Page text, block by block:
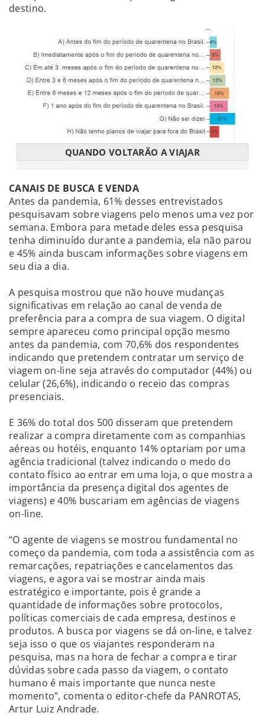
destino.
QUANDO VOLTARÃO A VIAJAR
CANAIS DE BUSCA E VENDA
Antes da pandemia, 61% desses entrevistados
pesquisavam sobre viagens pelo menos uma vez por
semana. Embora para metade deles essa pesquisa
tenha diminuído durante a pandemia, ela não parou
e 45% ainda buscam informações sobre viagens em
seu dia a dia.
A pesquisa mostrou que não houve mudanças
significativas em relação ao canal de venda de
preferência para a compra de sua viagem. O digital
sempre apareceu como principal opção mesmo
antes da pandemia, com 70,6% dos respondentes
indicando que pretendem contratar um serviço de
viagem on-line seja através do computador (44%) ou
celular (26,6%), indicando o receio das compras
presenciais.
E 36% do total dos 500 disseram que pretendem
realizar a compra diretamente com as companhias
aéreas ou hotéis, enquanto 14% optariam por uma
agência tradicional (talvez indicando o medo do
contato físico ao entrar em uma loja, o que mostra a
importância da presença digital dos agentes de
viagens) e 40% buscariam em agências de viagens
on-line.
“O agente de viagens se mostrou fundamental no
começo da pandemia, com toda a assistência com as
remarcações, repatriações e cancelamentos das
viagens, e agora vai se mostrar ainda mais
estratégico e importante, pois é grande a
quantidade de informações sobre protocolos,
políticas comerciais de cada empresa, destinos e
produtos. A busca por viagens se dá on-line, e talvez
seja isso o que os viajantes responderam na
pesquisa, mas na hora de fechar a compra e tirar
dúvidas sobre cada passo da viagem, o contato
humano é mais importante que nunca neste
momento”, comenta o editor-chefe da PANROTAS,
Artur Luiz Andrade.